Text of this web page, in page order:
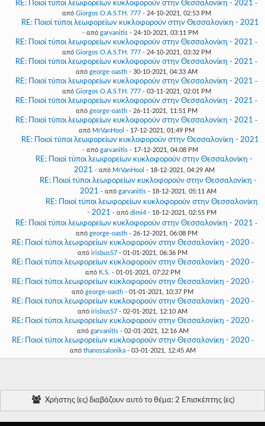
RE: Ποιοί τύποι λεωφορείων κυκλοφορούν στην Θεσσαλονίκη - 2021 -
από Giorgos O.A.S.TH. 777- 24-10-2021, 02:53 PM
RE: Ποιοί τύποι λεωφορείων κυκλοφορούν στην Θεσσαλονίκη - 2021
- από garvanitis - 24-10-2021, 03:11 PM
RE: Ποιοί τύποι λεωφορείων κυκλοφορούν στην Θεσσαλονίκη - 2021 -
από Giorgos O.A.S.TH. 777- 24-10-2021, 03:32 PM
RE: Ποιοί τύποι λεωφορείων κυκλοφορούν στην Θεσσαλονίκη - 2021 -
από george-oasth- 30-10-2021, 04:33 AM
RE: Ποιοί τύποι λεωφορείων κυκλοφορούν στην Θεσσαλονίκη - 2021 -
από Giorgos O.A.S.TH. 777- 03-11-2021, 02:01 PM
RE: Ποιοί τύποι λεωφορείων κυκλοφορούν στην Θεσσαλονίκη - 2021 -
από george-oasth- 26-11-2021, 11:51 PM
RE: Ποιοί τύποι λεωφορείων κυκλοφορούν στην Θεσσαλονίκη - 2021 -
από MrVanHool - 17-12-2021, 01:49 PM
RE: Ποιοί τύποι λεωφορείων κυκλοφορούν στην Θεσσαλονίκη - 2021
- από garvanitis - 17-12-2021, 04:08 PM
RE: Ποιοί τύποι λεωφορείων κυκλοφορούν στην Θεσσαλονίκη -
2021 - από MrVanHool - 18-12-2021, 04:29 AM
RE: Ποιοί τύποι λεωφορείων κυκλοφορούν στην Θεσσαλονίκη -
2021 - από garvanitis- 18-12-2021, 05:11 AM
RE: Ποιοί τύποι λεωφορείων κυκλοφορούν στην Θεσσαλονίκη
- 2021 - από dimi4 - 18-12-2021, 02:55 PM
RE: Ποιοί τύποι λεωφορείων κυκλοφορούν στην Θεσσαλονίκη - 2021 -
από george-oasth- 26-12-2021, 06:08 PM
RE: Ποιοί τύποι λεωφορείων κυκλοφορούν στην Θεσσαλονίκη - 2020 -
από irisbus57 - 01-01-2021, 06:36 PM
RE: Ποιοί τύποι λεωφορείων κυκλοφορούν στην Θεσσαλονίκη - 2020 -
από K.S. - 01-01-2021, 07:22 PM
RE: Ποιοί τύποι λεωφορείων κυκλοφορούν στην Θεσσαλονίκη - 2020 -
από george-oasth - 01-01-2021, 10:37 PM
RE: Ποιοί τύποι λεωφορείων κυκλοφορούν στην Θεσσαλονίκη - 2020 -
από irisbus57 - 02-01-2021, 12:10 AM
RE: Ποιοί τύποι λεωφορείων κυκλοφορούν στην Θεσσαλονίκη - 2020 -
από garvanitis- 02-01-2021, 12:16 AM
RE: Ποιοί τύποι λεωφορείων κυκλοφορούν στην Θεσσαλονίκη - 2020 -
από thanossalonika- 03-01-2021, 12:45 AM
Χρήστης (ες) διαβάζουν αυτό το θέμα: 2 Επισκέπτης (ες)